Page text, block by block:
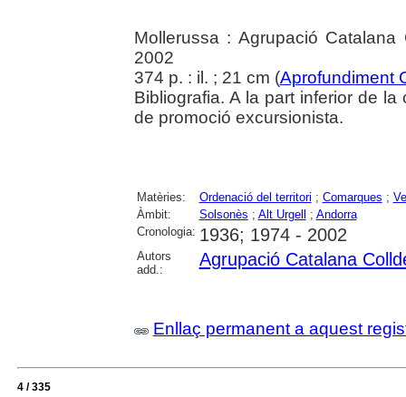
Mollerussa : Agrupació
2002
374 p. : il. ; 21 cm (Aprofundiment
Bibliografia. A la part inferior de
de promoció excursionista.
Matèries: Ordenació del territori ; Comarques ;
Àmbit:
Solsonès ; Alt Urgell ; Andorra
Cronologia: 1936; 1974 - 2002
Autors
add.:
Agrupació Catalana
Enllaç permanent a aquest
4 / 335